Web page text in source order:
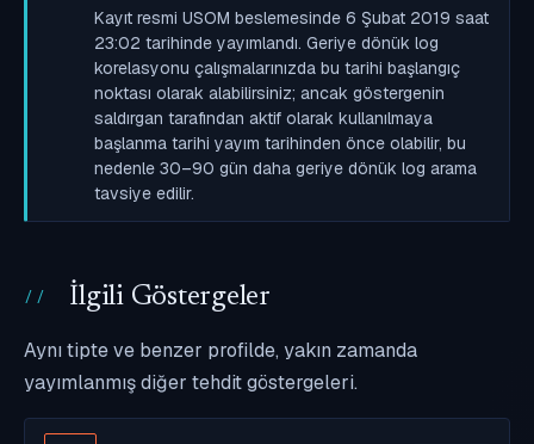
Kayıt resmi USOM beslemesinde 6 Şubat 2019 saat
23:02 tarihinde yayımlandı. Geriye dönük log
korelasyonu çalışmalarınızda bu tarihi başlangıç
noktası olarak alabilirsiniz; ancak göstergenin
saldırgan tarafından aktif olarak kullanılmaya
başlanma tarihi yayım tarihinden önce olabilir, bu
nedenle 30–90 gün daha geriye dönük log arama
tavsiye edilir.
İlgili Göstergeler
Aynı tipte ve benzer profilde, yakın zamanda
yayımlanmış diğer tehdit göstergeleri.